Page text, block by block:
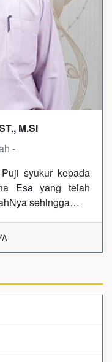
M.SI
-
syukur kepada
Esa yang telah
sehingga…